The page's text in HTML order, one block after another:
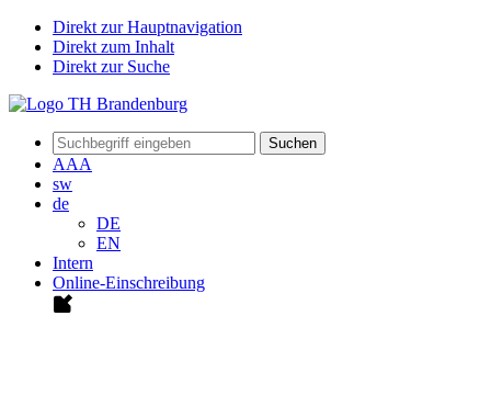
Direkt zur Hauptnavigation
Direkt zum Inhalt
Direkt zur Suche
Suchen
AAA
sw
de
DE
EN
Intern
Online-Einschreibung